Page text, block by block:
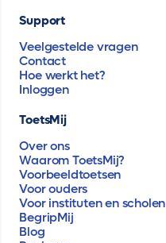
Support
Veelgestelde vragen
Contact
Hoe werkt het?
Inloggen
ToetsMij
Over ons
Waarom ToetsMij?
Voorbeeldtoetsen
Voor ouders
Voor instituten en scholen
BegripMij
Blog